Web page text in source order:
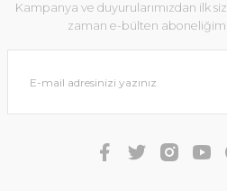
Kampanya ve duyurularımızdan ilk
zaman e-bülten